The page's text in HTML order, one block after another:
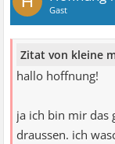
Gast
Zitat von kleine
hallo hoffnung!
ja ich bin mir das
draussen. ich